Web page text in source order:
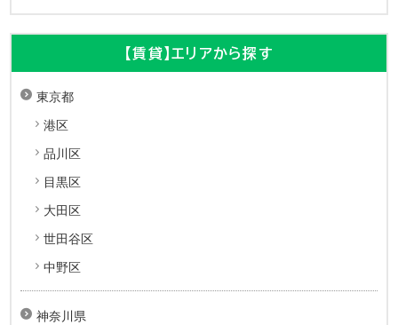
【賃貸】エリアから探す
東京都
港区
品川区
目黒区
大田区
世田谷区
中野区
神奈川県